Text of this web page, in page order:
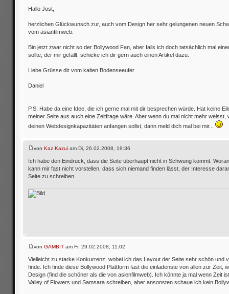
Hallo Jost,
herzlichen Glückwunsch zur, auch vom Design her sehr gelungenen neuen
vom asianfilmweb.
Bin jetzt zwar nicht so der Bollywood Fan, aber falls ich doch tatsächlich mal
sollte, der mir gefällt, schicke ich dir gern auch einen Artikel dazu.
Liebe Grüsse dir vom kalten Bodenseeufer
Daniel
P.S. Habe da eine Idee, die ich gerne mal mit dir besprechen würde. Hat keine
meiner Seite aus auch eine Zeitfrage wäre. Aber wenn du mal nicht mehr weisst,
deinen Webdesignkapazitäten anfangen sollst, dann meld dich mal bei mir...
von Kaz Kazui am Di, 26.02.2008, 19:36
Ich habe den Eindruck, dass die Seite überhaupt nicht in Schwung kommt.
kann mir fast nicht vorstellen, dass sich niemand finden lässt, der Interesse
Seite zu schreiben.
von GAMBIT am Fr, 29.02.2008, 11:02
Vielleicht zu starke Konkurrenz, wobei ich das Layout der Seite sehr schön und
finde. Ich finde diese Bollywood Plattform fast die einladenste von allen zur Zeit,
Design (find die schöner als die von asienfilmweb). Ich könnte ja mal wenn Zeit
Valley of Flowers und Samsara schreiben, aber ansonsten schaue ich kein